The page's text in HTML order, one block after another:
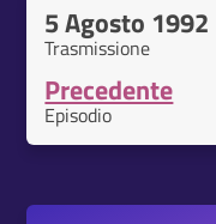
5 Agosto 1992
Trasmissione
Precedente
Episodio